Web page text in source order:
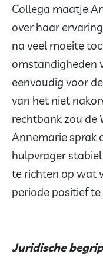
Collega maatje
over haar
na veel moeite
omstandigheden
eenvoudig voor
van het niet
rechtbank zou de
Annemarie sprak
hulpvrager
te richten op wat
periode positief
Juridische